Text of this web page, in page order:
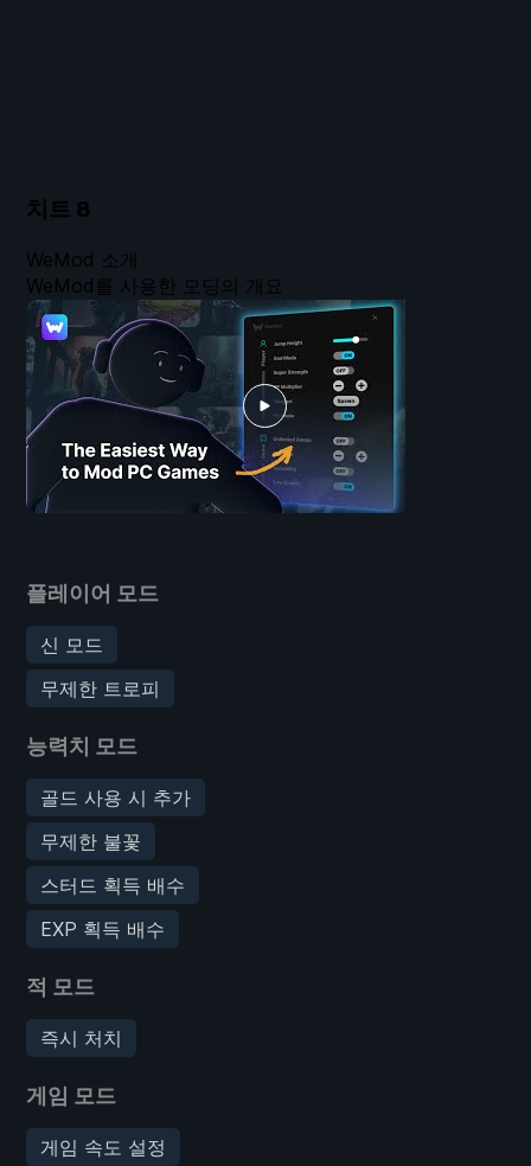
치트 8
플레이어 모드
신 모드
무제한 트로피
능력치 모드
골드 사용 시 추가
무제한 불꽃
스터드 획득 배수
EXP 획득 배수
적 모드
즉시 처치
게임 모드
게임 속도 설정
WeMod 소개
WeMod를 사용한 모딩의 개요